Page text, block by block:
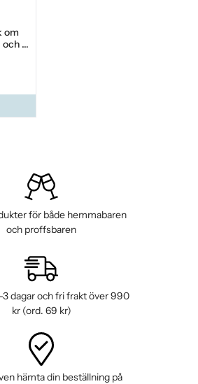
om
öl
för både hemmabaren
och proffsbaren
3 dagar och fri frakt över 990
kr (ord. 69 kr)
hämta din beställning på